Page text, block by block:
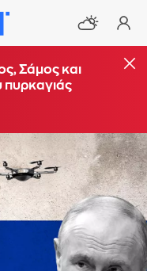
Σάμος και
πυρκαγιάς